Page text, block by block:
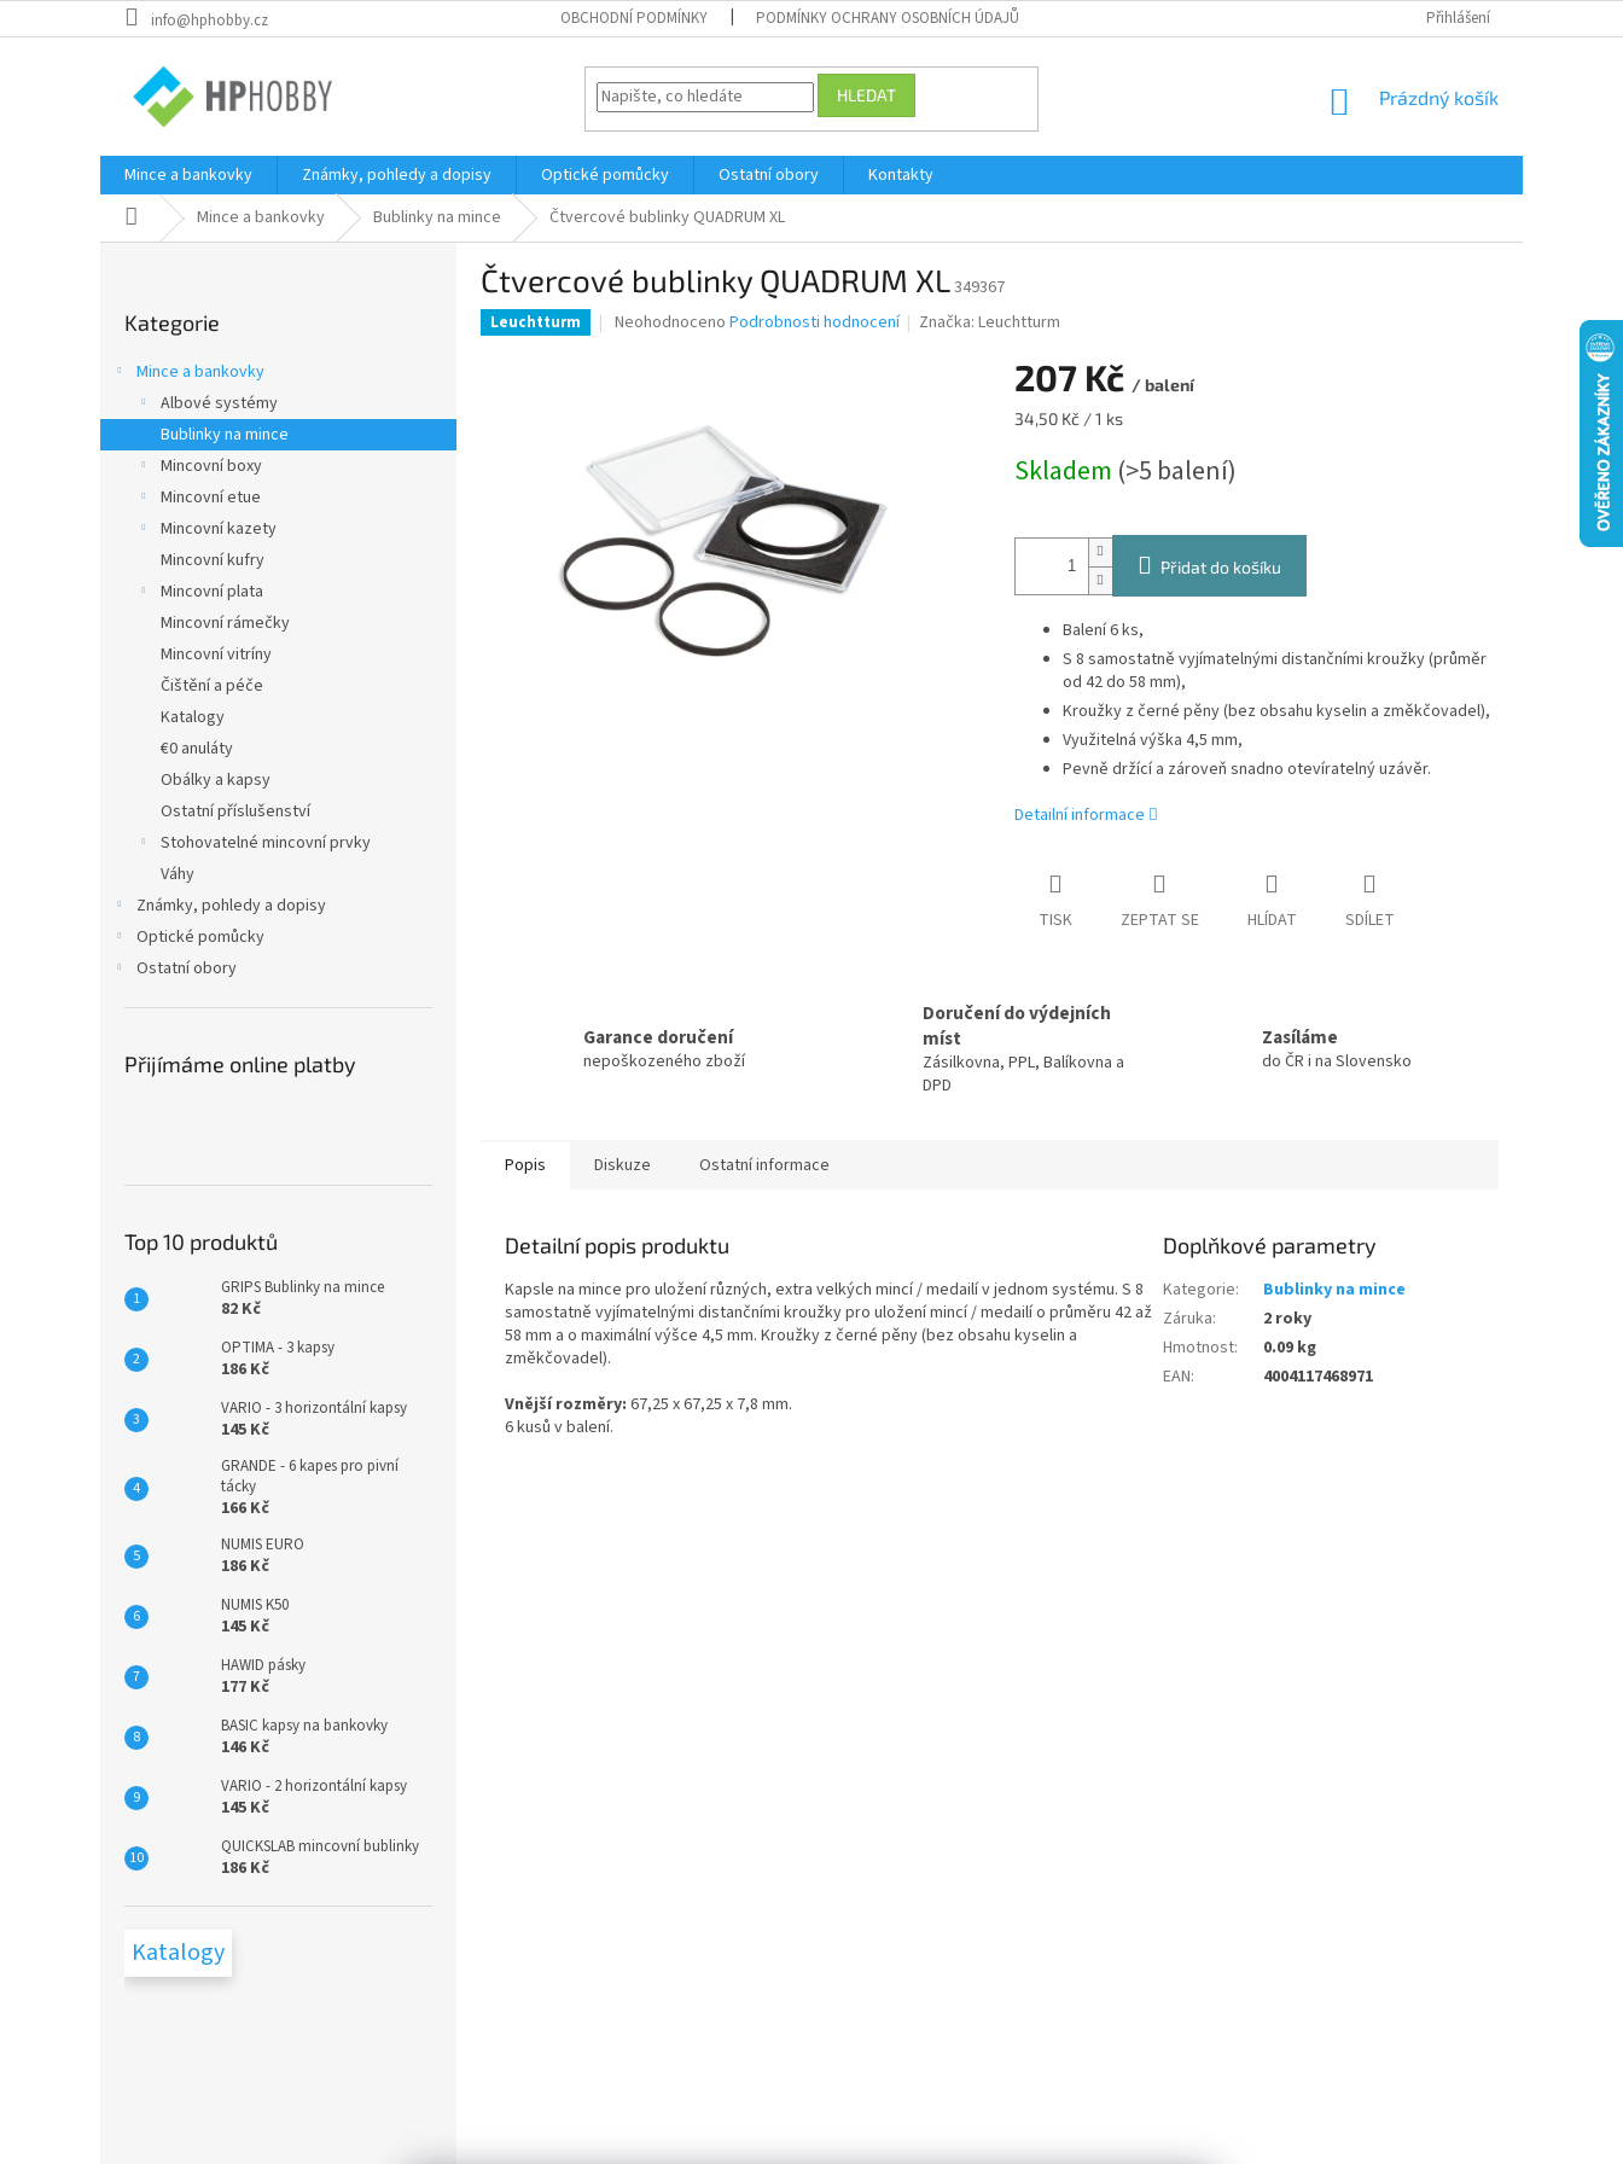
na
info@hphobby.cz OBCHODNÍ PODMÍNKY PODMÍNKY OCHRANY OSOBNÍCH ÚDAJŮ Přihlášení
HLEDAT
NÁKUPNÍ
Prázdný košík
Mince a bankovky Známky, pohledy a dopisy Optické pomůcky Ostatní obory
Kontakty
Domů Mince a bankovky Bublinky na mince Čtvercové bublinky QUADRUM XL
n
kategorie
Kategorie
Mince a bankovky
Albové systémy
Bublinky na mince
Mincovní boxy
Mincovní etue
Mincovní kazety
Mincovní kufry
Mincovní plata
Mincovní rámečky
Mincovní vitríny
Čištění a péče
Katalogy
€0 anuláty
Obálky a kapsy
Ostatní příslušenství
Stohovatelné mincovní prvky
Váhy
Známky, pohledy a dopisy
Optické pomůcky
Ostatní obory
Přijímáme online platby
Top 10 produktů
GRIPS Bublinky na mince
82 Kč
OPTIMA - 3 kapsy
186 Kč
VARIO - 3 horizontální kapsy
145 Kč
GRANDE - 6 kapes pro pivní
tácky
166 Kč
NUMIS EURO
186 Kč
NUMIS K50
145 Kč
HAWID pásky
177 Kč
BASIC kapsy na bankovky
146 Kč
VARIO - 2 horizontální kapsy
145 Kč
QUICKSLAB mincovní bublinky
186 Kč
Katalogy
Čtvercové bublinky QUADRUM XL349367
Leuchtturm
Průměrné
5
hvězdiček.
Neohodnoceno Podrobnosti hodnocení Značka:Leuchtturm
207 Kč / balení
Měrná
34,50 Kč / 1 ks
Skladem (>5 balení)
Přidat do košíku
Balení 6 ks,
S 8 samostatně vyjímatelnými distančními kroužky (průměr
od 42 do 58 mm),
Kroužky z černé pěny (bez obsahu kyselin a změkčovadel),
Využitelná výška 4,5 mm,
Pevně držící a zároveň snadno otevíratelný uzávěr.
Detailní informace
TISK ZEPTAT SE HLÍDAT SDÍLET
Garance doručení
nepoškozeného zboží
Doručení do výdejních
míst
Zásilkovna, PPL, Balíkovna a
DPD
Zasíláme
do ČR i na Slovensko
Popis Diskuze Ostatní informace
Detailní popis produktu
Kapsle na mince pro uložení různých, extra velkých mincí / medailí v jednom systému. S 8
samostatně vyjímatelnými distančními kroužky pro uložení mincí / medailí o průměru 42 až
58 mm a o maximální výšce 4,5 mm. Kroužky z černé pěny (bez obsahu kyselin a
změkčovadel).
Vnější rozměry: 67,25 x 67,25 x 7,8 mm.
6 kusů v balení.
Doplňkové parametry
Kategorie:
Bublinky na mince
Záruka:
2 roky
Hmotnost:
0.09 kg
EAN: 4004117468971